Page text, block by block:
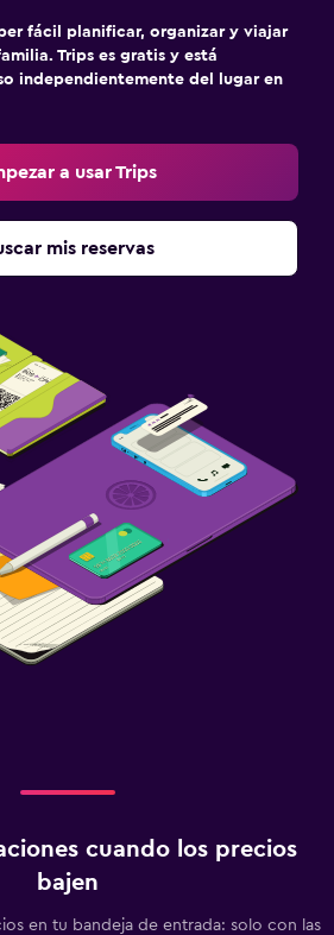
fácil planificar, organizar y viajar
Trips es gratis y está
independientemente del lugar en
a usar Trips
mis reservas
cuando los precios
bajen
en tu bandeja de entrada: solo con las